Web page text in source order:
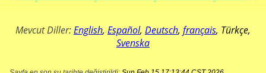
Mevcut Diller:English, Español, Deutsch, français, Türkçe,
Svenska